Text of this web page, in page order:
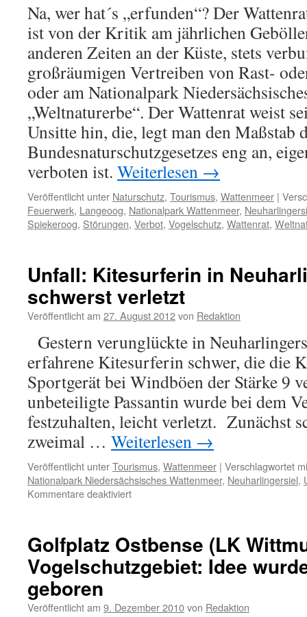
Na, wer hat´s „erfunden“? Der
ist von der Kritik am jährlichen
anderen Zeiten an der Küste, stets
großräumigen Vertreiben von Rast-
oder am Nationalpark
„Weltnaturerbe“. Der Wattenrat weist
Unsitte hin, die, legt man den Maßstab
Bundesnaturschutzgesetzes eng an,
verboten ist. Weiterlesen →
Veröffentlicht unter Naturschutz, Tourismus, Wattenmeer |
Feuerwerk, Langeoog, Nationalpark Wattenmeer,
Spiekeroog, Störungen, Verbot, Vogelschutz, Wattenrat,
Unfall: Kitesurferin in
schwerst verletzt
Veröffentlicht am 27. August 2012von Redaktion
Gestern verunglückte in
erfahrene Kitesurferin schwer, die die
Sportgerät bei Windböen der Stärke 9
unbeteiligte Passantin wurde bei dem
festzuhalten, leicht verletzt. Zunächst
zweimal … Weiterlesen →
Veröffentlicht unterTourismus, Wattenmeer | Verschlagwortet
Nationalpark Niedersächsisches Wattenmeer, Neuharlingersiel,
Kommentare deaktiviertfür
Neuharlingersiel
schwerst
verletzt
Golfplatz Ostbense (LK
Vogelschutzgebiet: Idee
geboren
Veröffentlicht am 9. Dezember 2010von Redaktion